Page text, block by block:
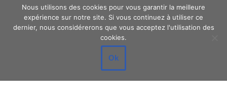
Nous utilisons des cookies pour vous garantir la meilleure
expérience sur notre site. Si vous continuez à utiliser ce
dernier, nous considérerons que vous acceptez l'utilisation des
cookies.
Ok